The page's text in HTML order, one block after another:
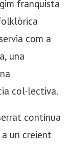
franquista
com a
una
col·lectiva.
continua
a un creient